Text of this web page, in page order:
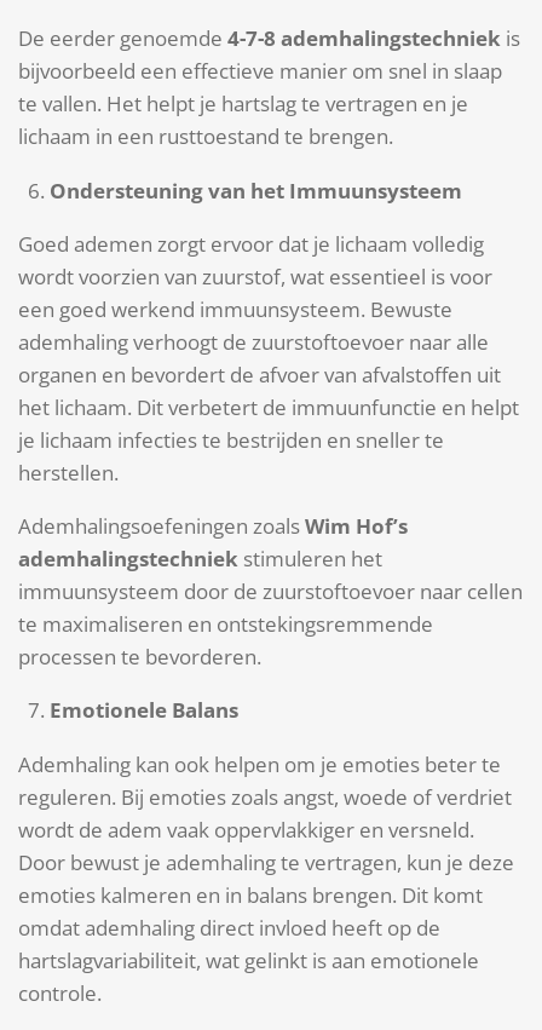
De eerder genoemde 4-7-8 ademhalingstechniek is
bijvoorbeeld een effectieve manier om snel in slaap
te vallen. Het helpt je hartslag te vertragen en je
lichaam in een rusttoestand te brengen.
Ondersteuning van het Immuunsysteem
Goed ademen zorgt ervoor dat je lichaam volledig
wordt voorzien van zuurstof, wat essentieel is voor
een goed werkend immuunsysteem. Bewuste
ademhaling verhoogt de zuurstoftoevoer naar alle
organen en bevordert de afvoer van afvalstoffen uit
het lichaam. Dit verbetert de immuunfunctie en helpt
je lichaam infecties te bestrijden en sneller te
herstellen.
Ademhalingsoefeningen zoalsWim Hof’s
ademhalingstechniek stimuleren het
immuunsysteem door de zuurstoftoevoer naar cellen
te maximaliseren en ontstekingsremmende
processen te bevorderen.
Emotionele Balans
Ademhaling kan ook helpen om je emoties beter te
reguleren. Bij emoties zoals angst, woede of verdriet
wordt de adem vaak oppervlakkiger en versneld.
Door bewust je ademhaling te vertragen, kun je deze
emoties kalmeren en in balans brengen. Dit komt
omdat ademhaling direct invloed heeft op de
hartslagvariabiliteit, wat gelinkt is aan emotionele
controle.